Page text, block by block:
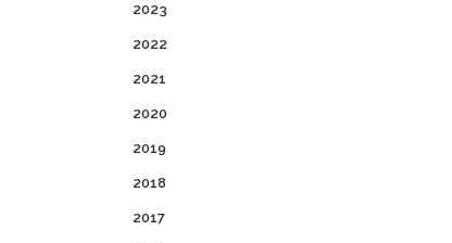
2023
2022
2021
2020
2019
2018
2017